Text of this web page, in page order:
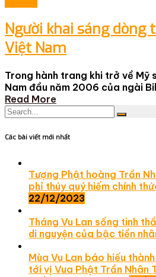
Người khai sáng dòng
Việt Nam
Trong hành trang khi trở về Mỹ
Nam đầu năm 2006 của ngài
Read More
Các bài viết mới nhất
Tượng Phật hoàng Trần
phỉ thúy quý hiếm chính
22/12/2023
Tháng Vu Lan sống tinh
di nguyện của bậc tiền
Mùa Vu Lan báo hiếu
tới vị Vua Phật Trần Nhân